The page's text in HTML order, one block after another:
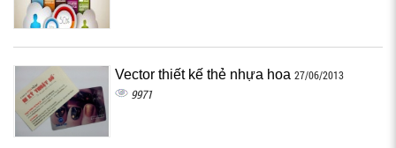
Vector thiết kế thẻ nhựa hoa 27/06/2013
9971